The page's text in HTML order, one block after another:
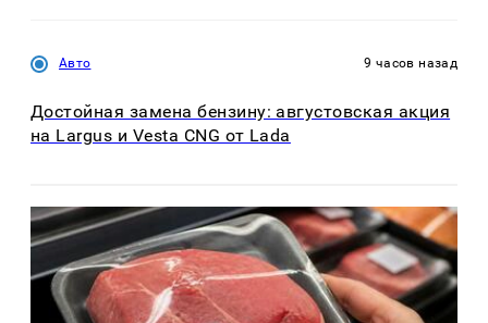
Авто 9 часов назад
Достойная замена бензину: августовская акция
на Largus и Vesta CNG от Lada